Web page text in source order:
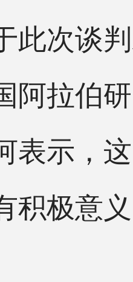
次谈判
阿拉伯
表示，
积极意